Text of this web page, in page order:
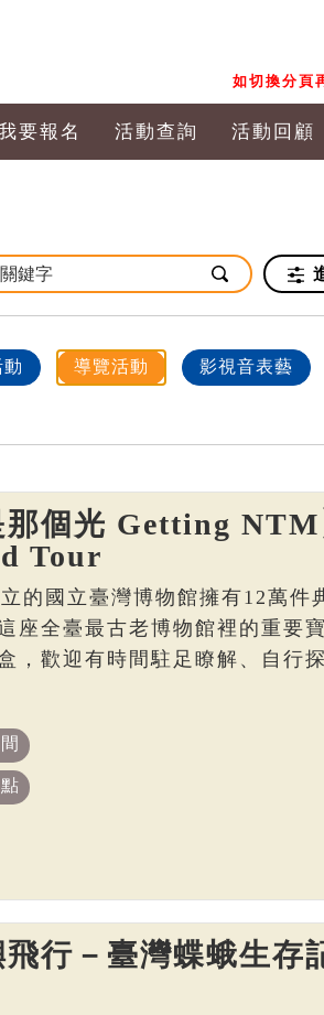
如切換分頁
要報名 活動查詢 活動回顧
導覽活動 影視音表藝
那個光 Getting
Tour
的國立臺灣博物館擁有12萬件
座全臺最古老博物館裡的重要
，歡迎有時間駐足瞭解、自行
飛行－臺灣蝶蛾生